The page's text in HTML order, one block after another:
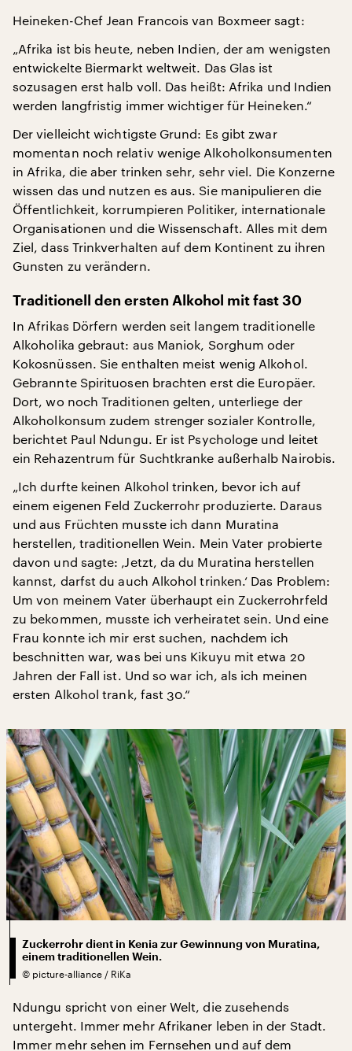
Heineken-Chef Jean Francois van Boxmeer sagt:
„Afrika ist bis heute, neben Indien, der am wenigsten
entwickelte Biermarkt weltweit. Das Glas ist
sozusagen erst halb voll. Das heißt: Afrika und Indien
werden langfristig immer wichtiger für Heineken.“
Der vielleicht wichtigste Grund: Es gibt zwar
momentan noch relativ wenige Alkoholkonsumenten
in Afrika, die aber trinken sehr, sehr viel. Die Konzerne
wissen das und nutzen es aus. Sie manipulieren die
Öffentlichkeit, korrumpieren Politiker, internationale
Organisationen und die Wissenschaft. Alles mit dem
Ziel, dass Trinkverhalten auf dem Kontinent zu ihren
Gunsten zu verändern.
Traditionell den ersten Alkohol mit fast 30
In Afrikas Dörfern werden seit langem traditionelle
Alkoholika gebraut: aus Maniok, Sorghum oder
Kokosnüssen. Sie enthalten meist wenig Alkohol.
Gebrannte Spirituosen brachten erst die Europäer.
Dort, wo noch Traditionen gelten, unterliege der
Alkoholkonsum zudem strenger sozialer Kontrolle,
berichtet Paul Ndungu. Er ist Psychologe und leitet
ein Rehazentrum für Suchtkranke außerhalb Nairobis.
„Ich durfte keinen Alkohol trinken, bevor ich auf
einem eigenen Feld Zuckerrohr produzierte. Daraus
und aus Früchten musste ich dann Muratina
herstellen, traditionellen Wein. Mein Vater probierte
davon und sagte: ‚Jetzt, da du Muratina herstellen
kannst, darfst du auch Alkohol trinken.‘ Das Problem:
Um von meinem Vater überhaupt ein Zuckerrohrfeld
zu bekommen, musste ich verheiratet sein. Und eine
Frau konnte ich mir erst suchen, nachdem ich
beschnitten war, was bei uns Kikuyu mit etwa 20
Jahren der Fall ist. Und so war ich, als ich meinen
ersten Alkohol trank, fast 30.“
Zuckerrohr dient in Kenia zur Gewinnung von Muratina,
einem traditionellen Wein.
© picture-alliance / RiKa
Ndungu spricht von einer Welt, die zusehends
untergeht. Immer mehr Afrikaner leben in der Stadt.
Immer mehr sehen im Fernsehen und auf dem